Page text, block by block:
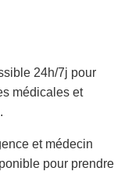
24h/7j pour
médicales et
et médecin
pour prendre